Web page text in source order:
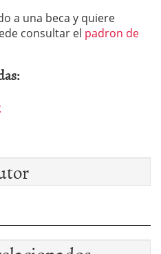
a una beca y quiere
consultar el padron de